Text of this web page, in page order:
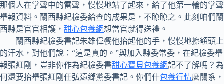
那個人在掌聲中的雷聲，慢慢地站了起來，給了他第一輪的掌聲
舉報資料。蘭西縣紀檢委給查的成果是，不瞭瞭之。此刻咱們蘭
西縣是官官相護， 甜心包養網想當官就得送禮。
蘭西縣紀檢委書記朱雄偉餐他抬起他的手，慢慢地擦額頭上
的汗水，對他們說：“這是真的。”與加入縣委常委，在紀檢委舉
報張紅剛，豈非你作為紀檢委書甜心寶貝包養網記不了解嗎？為
何還要抬舉張紅剛任弘遠鄉黨委書記。你們什包養行情麼關系，